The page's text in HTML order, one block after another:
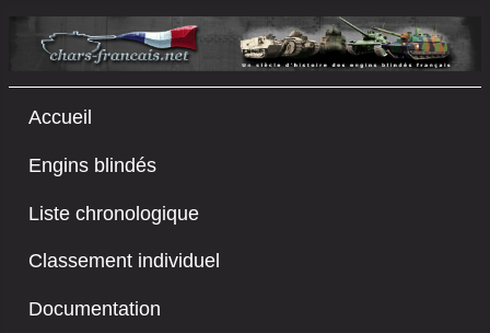
Accueil
Engins blindés
Liste chronologique
Classement individuel
Documentation